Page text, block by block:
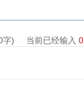
字) 当前已经输入 0